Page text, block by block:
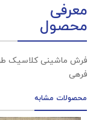
معرفی
محصول
فرهی
محصولات مشابه